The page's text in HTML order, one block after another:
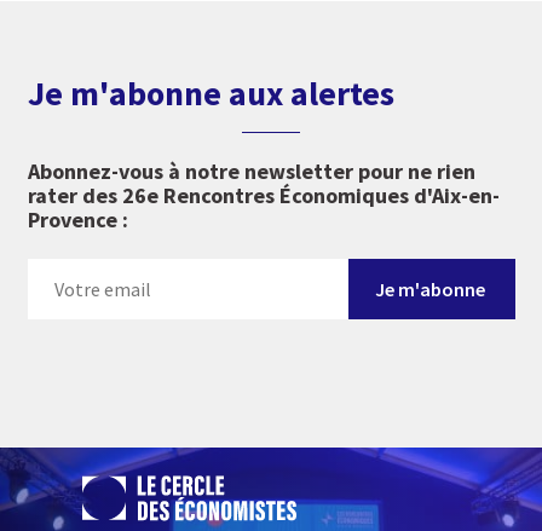
Je m'abonne aux alertes
Abonnez-vous à notre newsletter pour ne rien
rater des 26e Rencontres Économiques d'Aix-en-
Provence :